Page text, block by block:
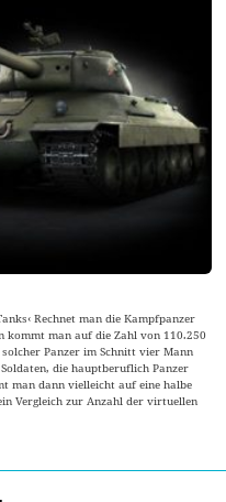
Rechnet man die Kampfpanzer
kommt man auf die Zahl von 110.250
Panzer im Schnitt vier Mann
die hauptberuflich Panzer
man dann vielleicht auf eine halbe
Vergleich zur Anzahl der virtuellen